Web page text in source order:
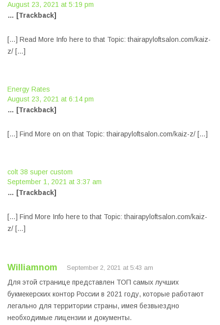
August 23, 2021 at 5:19 pm
… [Trackback]
[…] Read More Info here to that Topic: thairapyloftsalon.com/kaiz-
z/ […]
Energy Rates
August 23, 2021 at 6:14 pm
… [Trackback]
[…] Find More on on that Topic: thairapyloftsalon.com/kaiz-z/ […]
colt 38 super custom
September 1, 2021 at 3:37 am
… [Trackback]
[…] Find More Info here to that Topic: thairapyloftsalon.com/kaiz-
z/ […]
Williamnom September 2, 2021 at 5:43 am
Для этой странице представлен ТОП самых лучших
букмекерских контор России в 2021 году, которые работают
легально для территории страны, имея безвыездно
необходимые лицензии и документы.